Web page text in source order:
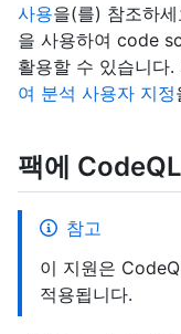
사용을(를) 참조하
을 사용하여 code
활용할 수 있습니다.
여 분석 사용자 지정
팩에
참고
이 지원은
적용됩니다.